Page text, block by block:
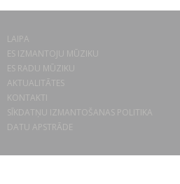
LAIPA
ES IZMANTOJU MŪZIKU
ES RADU MŪZIKU
AKTUALITĀTES
KONTAKTI
SĪKDATŅU IZMANTOŠANAS POLITIKA
DATU APSTRĀDE